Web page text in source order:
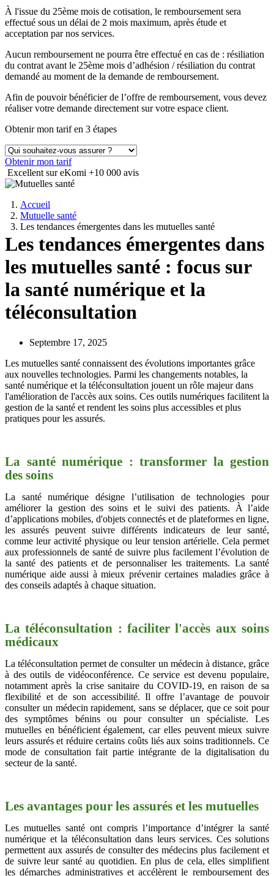
À l'issue du 25ème mois de cotisation, le remboursement sera
effectué sous un délai de 2 mois maximum, après étude et
acceptation par nos services.
Aucun remboursement ne pourra être effectué en cas de : résiliation
du contrat avant le 25ème mois d’adhésion / résiliation du contrat
demandé au moment de la demande de remboursement.
Afin de pouvoir bénéficier de l’offre de remboursement, vous devez
réaliser votre demande directement sur votre espace client.
Obtenir mon tarif en 3 étapes
Obtenir mon tarif
Excellent sur eKomi +10 000 avis
Accueil
Mutuelle santé
Les tendances émergentes dans les mutuelles santé
Les tendances émergentes dans
les mutuelles santé : focus sur
la santé numérique et la
téléconsultation
Septembre 17, 2025
Les mutuelles santé connaissent des évolutions importantes grâce
aux nouvelles technologies. Parmi les changements notables, la
santé numérique et la téléconsultation jouent un rôle majeur dans
l'amélioration de l'accès aux soins. Ces outils numériques facilitent la
gestion de la santé et rendent les soins plus accessibles et plus
pratiques pour les assurés.
La santé numérique : transformer la gestion
des soins
La santé numérique désigne l’utilisation de technologies pour
améliorer la gestion des soins et le suivi des patients. À l’aide
d’applications mobiles, d'objets connectés et de plateformes en ligne,
les assurés peuvent suivre différents indicateurs de leur santé,
comme leur activité physique ou leur tension artérielle. Cela permet
aux professionnels de santé de suivre plus facilement l’évolution de
la santé des patients et de personnaliser les traitements. La santé
numérique aide aussi à mieux prévenir certaines maladies grâce à
des conseils adaptés à chaque situation.
La téléconsultation : faciliter l'accès aux soins
médicaux
La téléconsultation permet de consulter un médecin à distance, grâce
à des outils de vidéoconférence. Ce service est devenu populaire,
notamment après la crise sanitaire du COVID-19, en raison de sa
flexibilité et de son accessibilité. Il offre l’avantage de pouvoir
consulter un médecin rapidement, sans se déplacer, que ce soit pour
des symptômes bénins ou pour consulter un spécialiste. Les
mutuelles en bénéficient également, car elles peuvent mieux suivre
leurs assurés et réduire certains coûts liés aux soins traditionnels. Ce
mode de consultation fait partie intégrante de la digitalisation du
secteur de la santé.
Les avantages pour les assurés et les mutuelles
Les mutuelles santé ont compris l’importance d’intégrer la santé
numérique et la téléconsultation dans leurs services. Ces solutions
permettent aux assurés de consulter des médecins plus facilement et
de suivre leur santé au quotidien. En plus de cela, elles simplifient
les démarches administratives et accélèrent le remboursement des